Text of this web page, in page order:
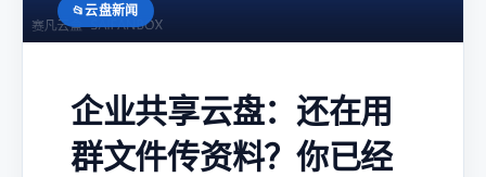
云盘新闻
企业共享云盘：还在用
群文件传资料？你已经